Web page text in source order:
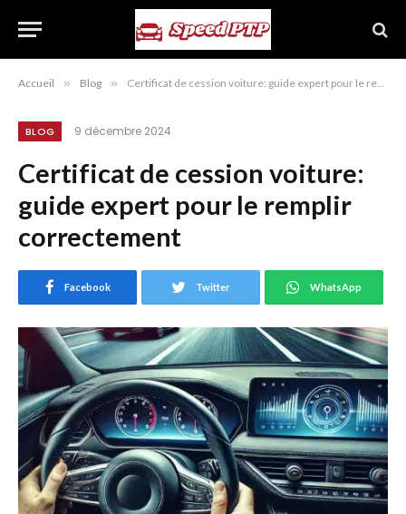
Accueil » Blog » Certificat de cession voiture: guide expert pour le remplir correctement
BLOG 9 décembre 2024
Certificat de cession voiture:
guide expert pour le remplir
correctement
Facebook Twitter WhatsApp